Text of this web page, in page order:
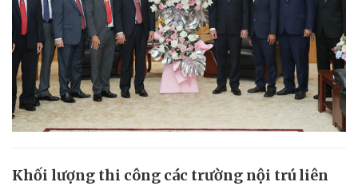
Khối lượng thi công các trường nội trú liên